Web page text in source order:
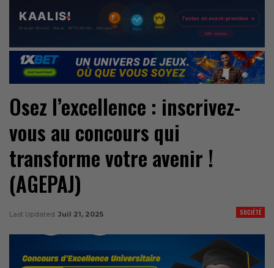
Osez l’excellence : inscrivez-
vous au concours qui
transforme votre avenir !
(AGEPAJ)
SOCIÉTÉ
Last Updated Juil 21, 2025